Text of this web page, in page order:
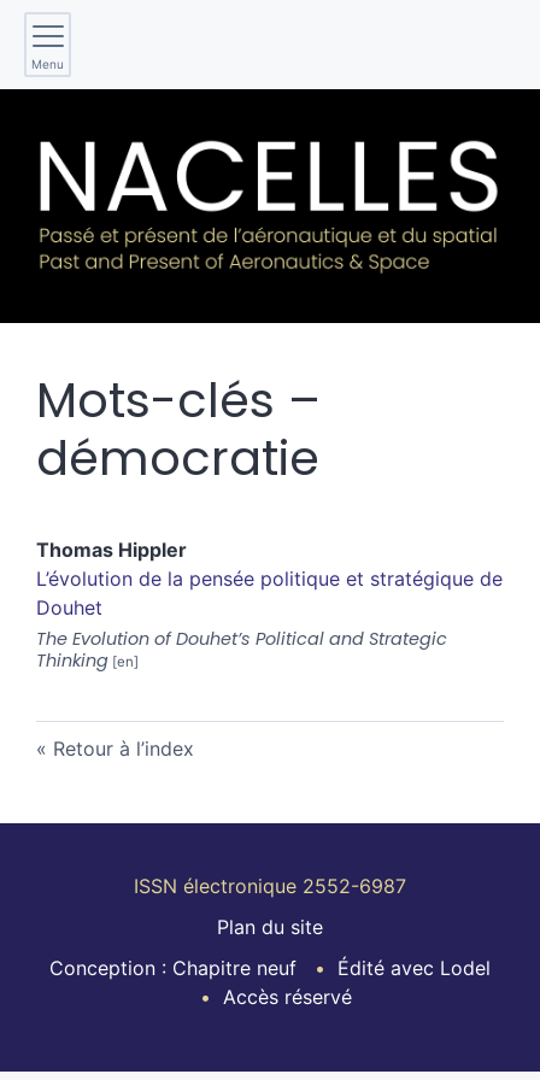
Menu
Mots-clés –
démocratie
Thomas Hippler
L’évolution de la pensée politique et stratégique de
Douhet
The Evolution of Douhet’s Political and Strategic
Thinking
Retour à l’index
ISSN électronique 2552-6987
Plan du site
Conception : Chapitre neuf
Édité avec Lodel
Accès réservé